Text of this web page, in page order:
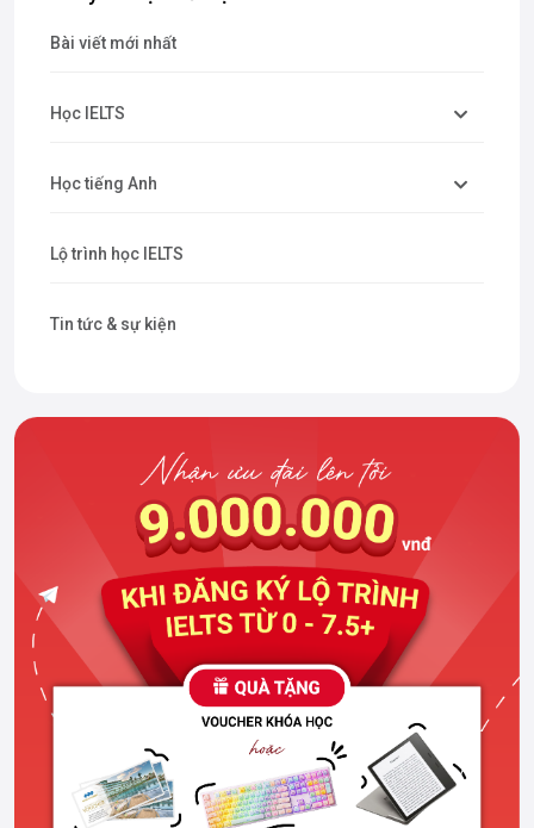
Bài viết mới nhất
Học IELTS
Học tiếng Anh
Lộ trình học IELTS
Tin tức & sự kiện